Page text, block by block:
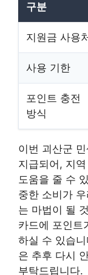
구분
지원금 사용
사용 기한
포인트 충전
방식
이번 괴산군
지급되어, 지
도움을 줄 수
중한 소비가
는 마법이 될
카드에 포인트
하실 수 있습
은 추후 다시
부탁드립니다.